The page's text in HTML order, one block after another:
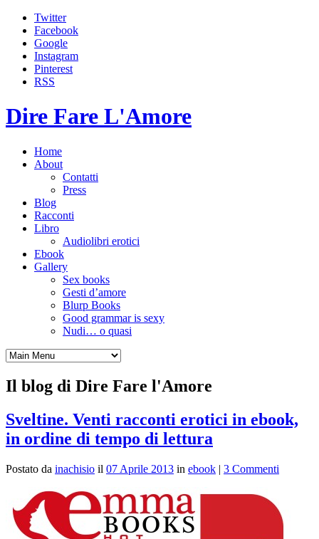
Twitter
Facebook
Google
Instagram
Pinterest
RSS
Dire Fare L'Amore
Home
About
Contatti
Press
Blog
Racconti
Libro
Audiolibri erotici
Ebook
Gallery
Sex books
Gesti d’amore
Blurp Books
Good grammar is sexy
Nudi… o quasi
Il blog di Dire Fare l'Amore
Sveltine. Venti racconti erotici in ebook,
in ordine di tempo di lettura
Postato da inachisio il 07 Aprile 2013 in ebook | 3 Commenti